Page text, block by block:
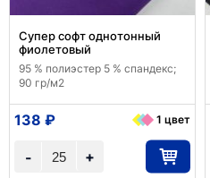
Супер софт однотонный
фиолетовый
95 % полиэстер 5 % спандекс;
90 гр/м2
+
-
138 ₽ 1 цвет